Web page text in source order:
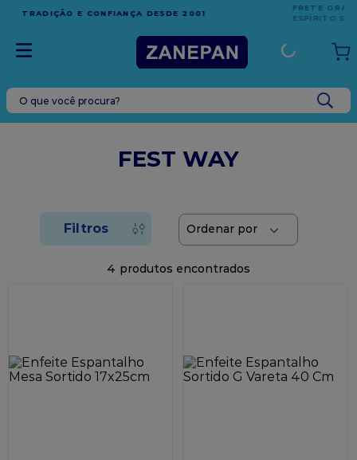
EM COMPRAS ACIMA DE R$1.000,00 PARA O
ESPÍRITO SANTO
O que você procura?
FEST WAY
4
TERMOS MAIS BUSCADOS
vela
bala
9º
caixa kraft